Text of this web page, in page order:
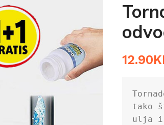
12.90
tako
ulja i